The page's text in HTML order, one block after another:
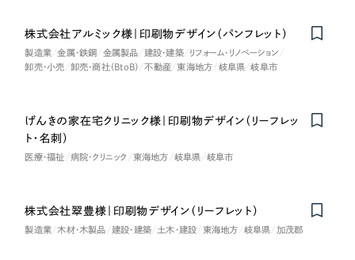
株式会社アルミック様｜印刷物デザイン（パンフレット）
製造業 金属・鉄鋼 金属製品 建設・建築
リフォーム・リノベーション
卸売・小売
卸売・商社（BtoB） 不動産 東海地方 岐阜県 岐阜市
げんきの家在宅クリニック様｜印刷物デザイン（リーフレッ
ト・名刺）
医療・福祉 病院・クリニック 東海地方 岐阜県 岐阜市
株式会社翠豊様｜印刷物デザイン（リーフレット）
製造業 木材・木製品 建設・建築 土木・建設 東海地方 岐阜県 加茂郡